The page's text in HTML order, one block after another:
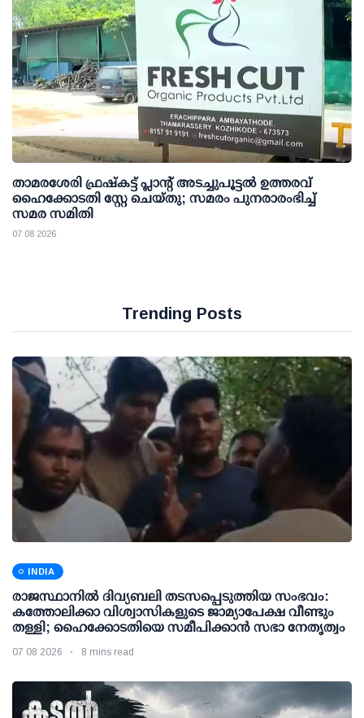
താമരശേരി ഫ്രഷ്കട്ട് പ്ലാന്റ് അടച്ചുപൂട്ടൽ ഉത്തരവ്
ഹൈക്കോടതി സ്റ്റേ ചെയ്തു; സമരം പുനരാരംഭിച്ച്
സമര സമിതി
07 08 2026
Trending Posts
INDIA
രാജസ്ഥാനിൽ ദിവ്യബലി തടസപ്പെടുത്തിയ സംഭവം:
കത്തോലിക്കാ വിശ്വാസികളുടെ ജാമ്യാപേക്ഷ വീണ്ടും
തള്ളി; ഹൈക്കോടതിയെ സമീപിക്കാൻ സഭാ നേതൃത്വം
07 08 2026 8 mins read